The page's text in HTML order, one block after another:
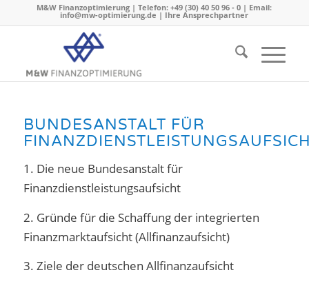
M&W Finanzoptimierung | Telefon: +49 (30) 40 50 96 - 0 | Email:
info@mw-optimierung.de | Ihre Ansprechpartner
BUNDESANSTALT FÜR
1. Die neue Bundesanstalt für
Finanzdienstleistungsaufsicht
2. Gründe für die Schaffung der integrierten
Finanzmarktaufsicht (Allfinanzaufsicht)
3. Ziele der deutschen Allfinanzaufsicht